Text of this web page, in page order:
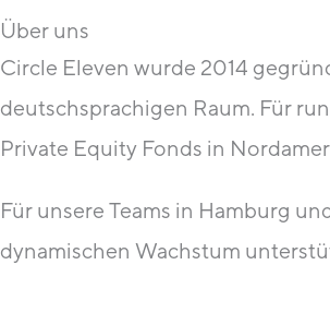
Über uns
Circle Eleven wurde 2014
deutschsprachigen Raum. Für
Private Equity Fonds in
Für unsere Teams in Hamburg
dynamischen Wachstum